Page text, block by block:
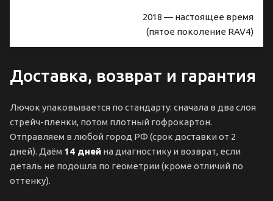
2018 — настоящее время
(пятое поколение RAV4)
Доставка, возврат и гарантия
Лючок упаковывается по стандарту: сначала в два слоя
стрейч-пленки, потом плотный гофрокартон.
Отправляем в любой город РФ (срок доставки от 2
дней). Даём 14 дней на диагностику и возврат, если
деталь не подошла по геометрии (кроме отличий по
оттенку).